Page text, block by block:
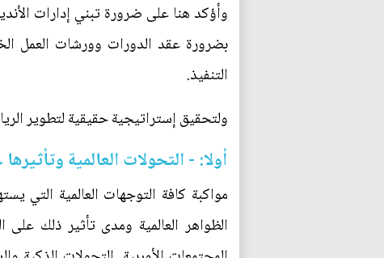
وأؤكد هنا على ضرورة تبني إدارات
بضرورة عقد الدورات وورشات العمل
التنفيذ.
ولتحقيق إستراتيجية حقيقية لتطوير
أولا: - التحولات العالمية
مواكبة كافة التوجهات العالمية التي
الظواهر العالمية ومدى تأثير ذلك على